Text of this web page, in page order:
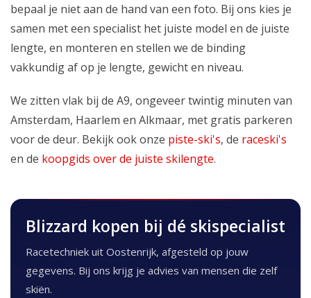
bepaal je niet aan de hand van een foto. Bij ons kies je
samen met een specialist het juiste model en de juiste
lengte, en monteren en stellen we de binding
vakkundig af op je lengte, gewicht en niveau.
We zitten vlak bij de A9, ongeveer twintig minuten van
Amsterdam, Haarlem en Alkmaar, met gratis parkeren
voor de deur. Bekijk ook onze piste-ski's, de raceski's
en de koopgids over de juiste skilengte.
Blizzard kopen bij dé skispecialist
Racetechniek uit Oostenrijk, afgesteld op jouw
gegevens. Bij ons krijg je advies van mensen die zelf
skiën.